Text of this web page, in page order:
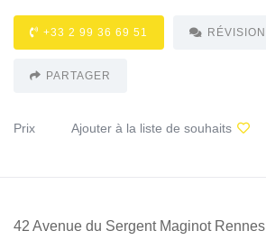
+33 2 99 36 69 51 RÉVISION
PARTAGER
Prix Ajouter à la liste de souhaits
42 Avenue du Sergent Maginot Rennes